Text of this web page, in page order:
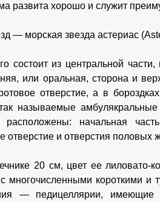
развита хорошо и служит
— морская звезда астериас
состоит из центральной
или оральная, сторона и
отверстие, а в
называемые
начальная
отверстие и отверстия половых
20 см, цвет ее лиловато-
многочисленными короткими
— педицеллярии,